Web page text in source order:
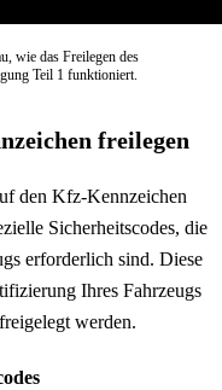
wie das Freilegen des
Teil 1 funktioniert.
freilegen
den Kfz-Kennzeichen
Sicherheitscodes, die
erforderlich sind. Diese
Ihres Fahrzeugs
werden.